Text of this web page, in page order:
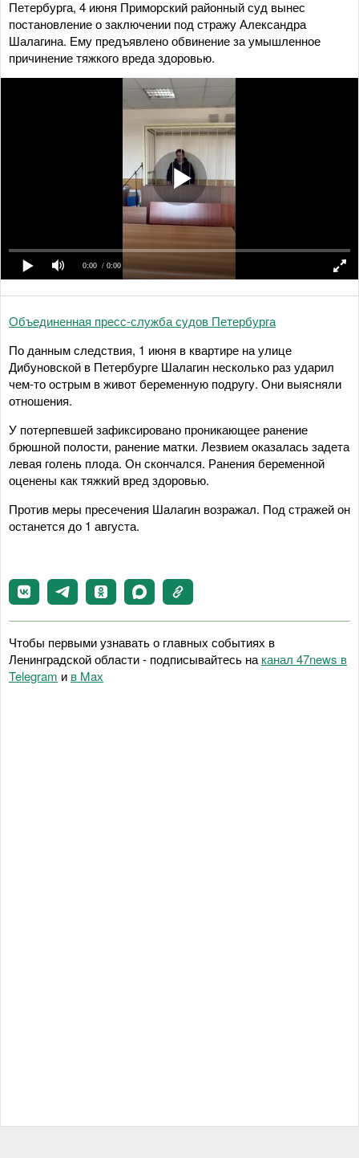
Петербурга, 4 июня Приморский районный суд вынес
постановление о заключении под стражу Александра
Шалагина. Ему предъявлено обвинение за умышленное
причинение тяжкого вреда здоровью.
0:00 / 0:00
Объединенная пресс-служба судов Петербурга
По данным следствия, 1 июня в квартире на улице
Дибуновской в Петербурге Шалагин несколько раз ударил
чем-то острым в живот беременную подругу. Они выясняли
отношения.
У потерпевшей зафиксировано проникающее ранение
брюшной полости, ранение матки. Лезвием оказалась задета
левая голень плода. Он скончался. Ранения беременной
оценены как тяжкий вред здоровью.
Против меры пресечения Шалагин возражал. Под стражей он
останется до 1 августа.
Чтобы первыми узнавать о главных событиях в
Ленинградской области - подписывайтесь на канал 47news в
Telegram и в Maх